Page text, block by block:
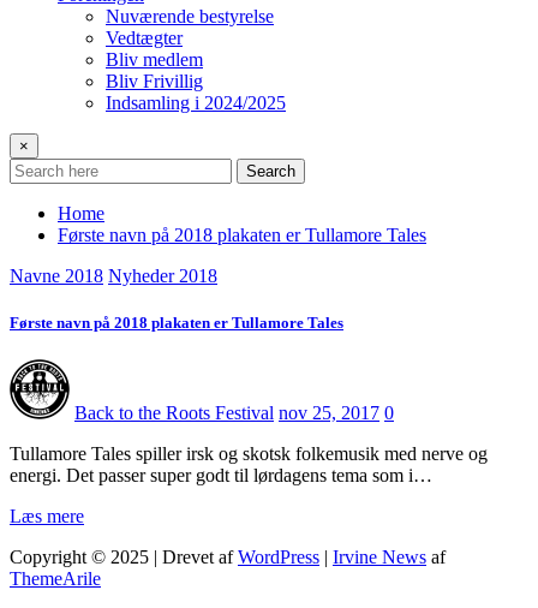
Nuværende bestyrelse
Vedtægter
Bliv medlem
Bliv Frivillig
Indsamling i 2024/2025
×
Search
Home
Første navn på 2018 plakaten er Tullamore Tales
Navne 2018 Nyheder 2018
Første navn på 2018 plakaten er Tullamore Tales
Back to the Roots Festival nov 25, 2017 0
Tullamore Tales spiller irsk og skotsk folkemusik med nerve og
energi. Det passer super godt til lørdagens tema som i…
Læs mere
Copyright © 2025 | Drevet afWordPress | Irvine News af
ThemeArile